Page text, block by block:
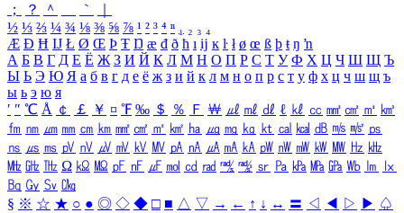
；
？ ＾ ｀
½ ⅓ ⅔ ¼ ¾ ⅛ ⅜ ⅝ ⅞ ¹ ² ³ ⁴ ⁿ ₁ ₂ ₃ ₄
Æ Ð Ħ Ĳ Ł Ø Œ Þ Ŧ Ŋ æ đ ð ħ ı ĳ ĸ ŀ ł ø œ ß þ ŧ ŋ ŉ
А Б В Г Д Е Ё Ж З И Й К Л М Н О П Р С Т У Ф Х Ц Ч Ш Щ Ъ
Ы Ь Э Ю Я а б в г д е ё ж з и й к л м н о п р с т у ф х ц ч ш щ ъ
ы ь э ю я
′ ″ ℃ Å ￠ ￡ ￥ ¤ ℉ ‰ ＄ ％ Ｆ ￦ ㎕ ㎖ ㎗ ℓ ㎘ ㏄ ㎣ ㎤ ㎥ ㎦
㎙ ㎚ ㎛ ㎜ ㎝ ㎞ ㎟ ㎠ ㎡ ㎢ ㏊ ㎍ ㎎ ㎏ ㏏ ㎈ ㎉ ㏈ ㎧ ㎨ ㎰
㎱ ㎲ ㎳ ㎴ ㎵ ㎶ ㎷ ㎸ ㎹ ㎀ ㎁ ㎂ ㎃ ㎄ ㎺ ㎻ ㎽ ㎾ ㎿ ㎐ ㎑
㎒ ㎓ ㎔ Ω ㏀ ㏁ ㎊ ㎋ ㎌ ㏖ ㏅ ㎭ ㎮ ㎯ ㏛ ㎩ ㎪ ㎫ ㎬ ㏝ ㏐
㏓
㏃ ㏉ ㏜ ㏆
§ ※ ☆ ★ ○ ● ◎ ◇ ◆ □ ■ △ ▽ → ← ↑ ↓ ↔ 〓 ◁ ◀ ▷ ▶ ♤